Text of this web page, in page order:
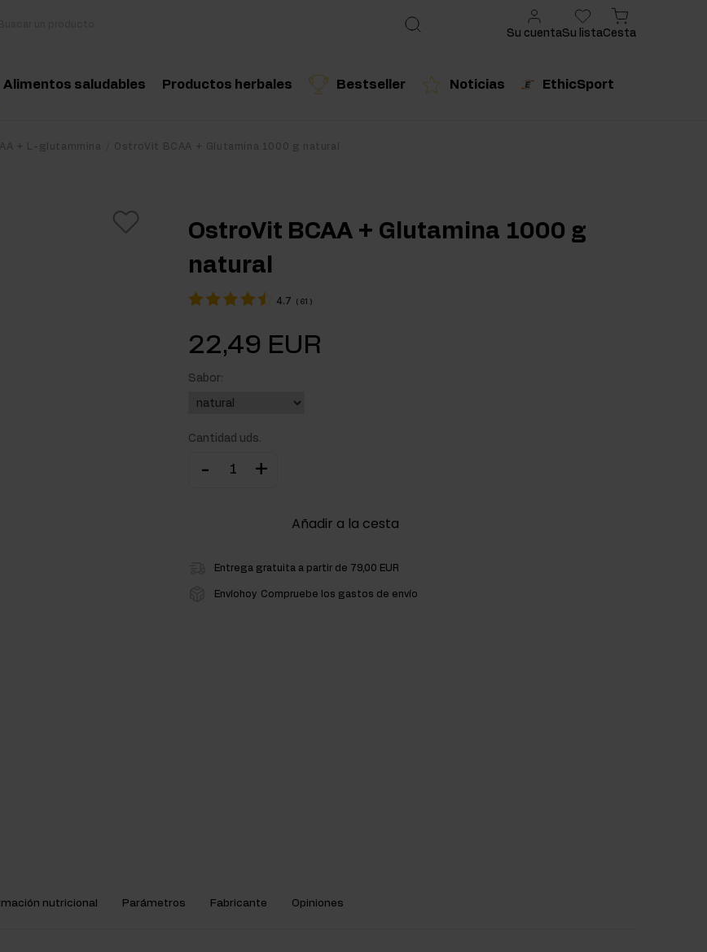
Producto recomendado Producto recomendado
Alimentos saludables
Mantequilla de frutos secos
Producto recomendado
Productos herbales Bestseller Noticias EthicSport
Su cuentaSu listaCesta
+ L-glutammina OstroVit BCAA + Glutamina 1000 g natural
OstroVit BCAA + Glutamina 1000 g
natural
4.7 ( 61 )
22,49 EUR
Sabor:
Cantidad uds.
- +
Añadir a la cesta
Entrega gratuita a partir de 79,00 EUR
Envíohoy Compruebe los gastos de envío
nutricional Parámetros Fabricante Opiniones